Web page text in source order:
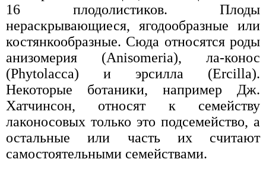
16 плодолистиков. Плоды
нераскрывающиеся, ягодообразные или
костянкообразные. Сюда относятся роды
анизомерия (Anisomeria), ла-конос
(Phytolacca) и эрсилла (Ercilla).
Некоторые ботаники, например Дж.
Хатчинсон, относят к семейству
лаконосовых только это подсемейство, а
остальные или часть их считают
самостоятельными семействами.